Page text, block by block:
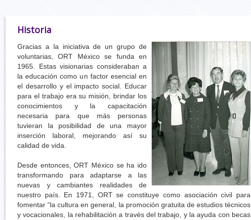
Historia
Gracias a la iniciativa de un grupo de
voluntarias, ORT México se funda en
1965. Estas visionarias consideraban a
la educación como un factor esencial en
el desarrollo y el impacto social. Educar
para el trabajo era su misión, brindar los
conocimientos y la capacitación
necesaria para que más personas
tuvieran la posibilidad de una mayor
inserción laboral, mejorando así su
calidad de vida.
Desde entonces, ORT México se ha ido
transformando para adaptarse a las
nuevas y cambiantes realidades de
nuestro país. En 1971, ORT se constituye como asociación civil para
fomentar “la cultura en general, la promoción gratuita de estudios técnicos
y vocacionales, la rehabilitación a través del trabajo, y la ayuda con becas